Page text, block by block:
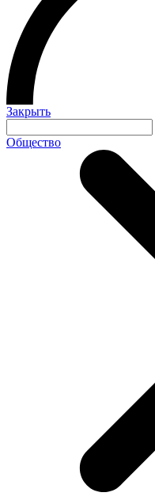
Закрыть
Общество